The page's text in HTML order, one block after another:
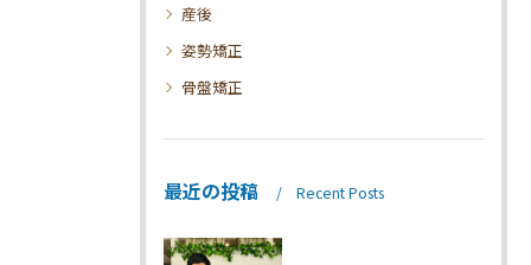
産後
姿勢矯正
骨盤矯正
最近の投稿 Recent Posts